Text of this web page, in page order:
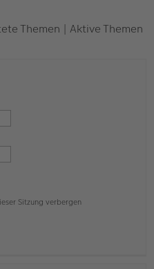
Themen | Aktive Themen
Sitzung verbergen